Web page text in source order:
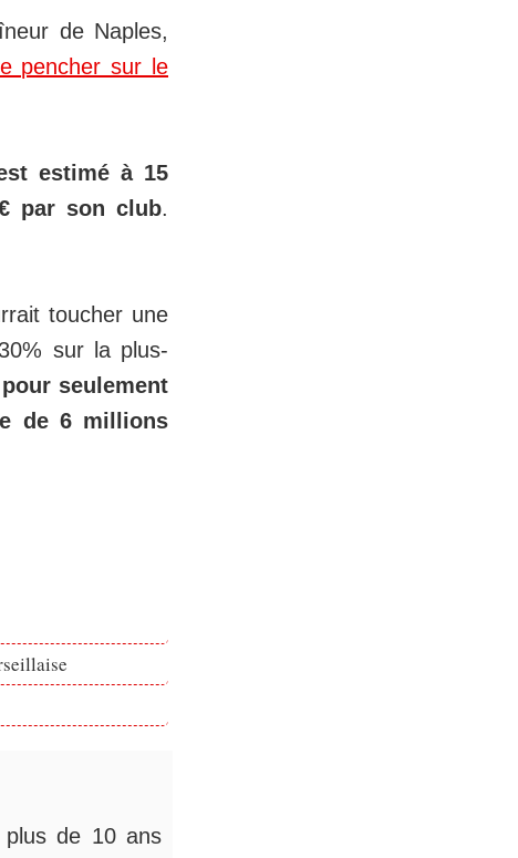
de Naples,
pencher sur le
estimé à 15
par son club.
toucher une
sur la plus-
seulement
de 6 millions
plus de 10 ans